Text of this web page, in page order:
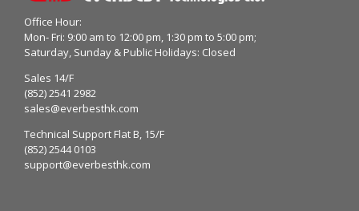
Office Hour:
Mon- Fri: 9:00 am to 12:00 pm, 1:30 pm to 5:00 pm;
Saturday, Sunday & Public Holidays: Closed
Sales 14/F
(852) 2541 2982
sales@everbesthk.com
Technical Support Flat B, 15/F
(852) 2544 0103
support@everbesthk.com